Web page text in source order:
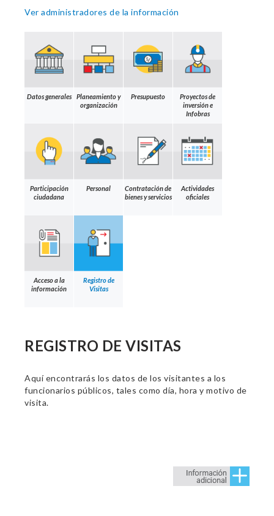
Ver administradores de la información
Datos generales
Planeamiento y
organización
Presupuesto
Proyectos de
inversión e
Infobras
Participación
ciudadana
Personal
Contratación de
bienes y servicios
Actividades
oficiales
Acceso a la
información
Registro de
Visitas
REGISTRO DE VISITAS
Aquí encontrarás los datos de los visitantes a los
funcionarios públicos, tales como día, hora y motivo de
visita.